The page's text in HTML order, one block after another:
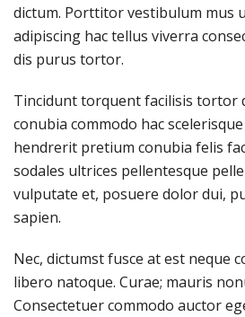
dictum. Porttitor vestibulum mus
adipiscing hac tellus viverra
dis purus tortor.
Tincidunt torquent facilisis tortor
conubia commodo hac
hendrerit pretium conubia felis
sodales ultrices pellentesque
vulputate et, posuere dolor dui,
sapien.
Nec, dictumst fusce at est neque
libero natoque. Curae; mauris
Consectetuer commodo auctor